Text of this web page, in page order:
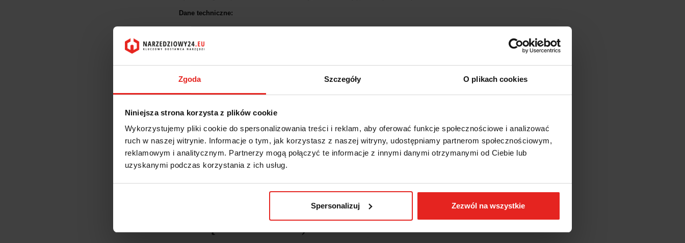
Zgoda Szczegóły O plikach cookies
Niniejsza strona korzysta z plików cookie
Wykorzystujemy pliki cookie do spersonalizowania treści i reklam, aby oferować funkcje społecznościowe i analizować
ruch w naszej witrynie. Informacje o tym, jak korzystasz z naszej witryny, udostępniamy partnerom społecznościowym,
reklamowym i analitycznym. Partnerzy mogą połączyć te informacje z innymi danymi otrzymanymi od Ciebie lub
uzyskanymi podczas korzystania z ich usług.
Spersonalizuj Zezwól na wszystkie
Dane techniczne:
Moc [W]: 260
Zużycie powietrza [l / min]: 420
Zawór: Dźwigniowy
Poziom hałasu [db (A)]: 78
Waga [g]: 360
Max. Ø chwytu narzędzia [mm]: 8
Max. Ø narzędzia z węglików spiekanych [mm]: 10
Montaż zespołu węża: 001366502 (brak w zestawie)